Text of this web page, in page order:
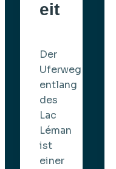
eit
Der
Uferweg
entlang
des
Lac
Léman
ist
einer